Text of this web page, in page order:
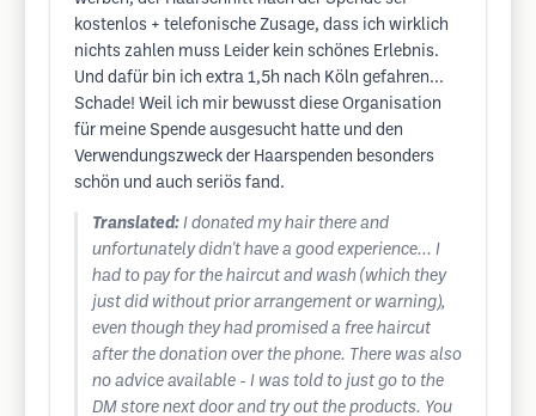
kostenlos + telefonische Zusage, dass ich wirklich
nichts zahlen muss Leider kein schönes Erlebnis.
Und dafür bin ich extra 1,5h nach Köln gefahren...
Schade! Weil ich mir bewusst diese Organisation
für meine Spende ausgesucht hatte und den
Verwendungszweck der Haarspenden besonders
schön und auch seriös fand.
Translated: I donated my hair there and
unfortunately didn't have a good experience... I
had to pay for the haircut and wash (which they
just did without prior arrangement or warning),
even though they had promised a free haircut
after the donation over the phone. There was also
no advice available - I was told to just go to the
DM store next door and try out the products. You